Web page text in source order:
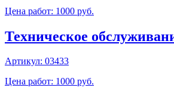
Цена работ: 1000 руб.
Техническое
Артикул: 03433
Цена работ: 1000 руб.